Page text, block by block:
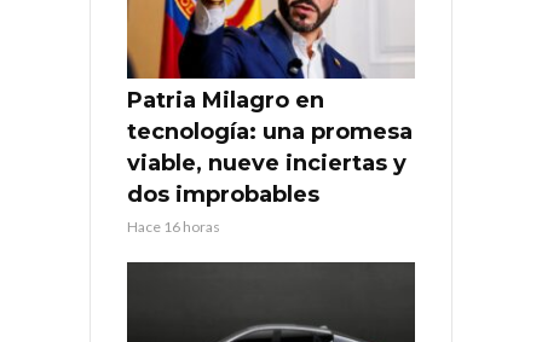
Patria Milagro en
tecnología: una promesa
viable, nueve inciertas y
dos improbables
Hace 16 horas